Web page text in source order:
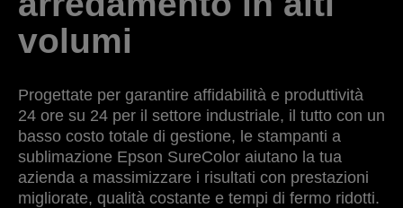
volumi
Progettate per garantire affidabilità e produttività
24 ore su 24 per il settore industriale, il tutto con un
basso costo totale di gestione, le stampanti a
sublimazione Epson SureColor aiutano la tua
azienda a massimizzare i risultati con prestazioni
migliorate, qualità costante e tempi di fermo ridotti.